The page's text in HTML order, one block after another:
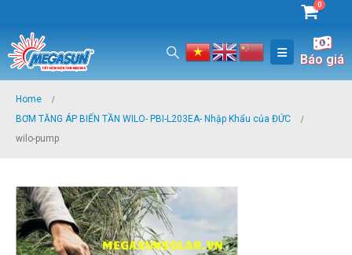
0
Báo giá
Home
BƠM TĂNG ÁP BIẾN TẦN WILO- PBI-L203EA- Nhập Khẩu của ĐỨC
wilo-pump